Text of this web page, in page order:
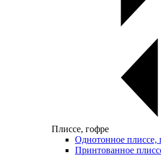
Плиссе, гофре
Однотонное плиссе,
Принтованное